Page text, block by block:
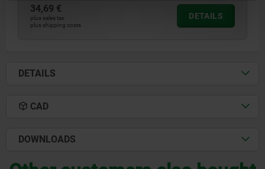
34,69 €
plus sales tax
plus shipping costs
DETAILS
DETAILS
CAD
DOWNLOADS